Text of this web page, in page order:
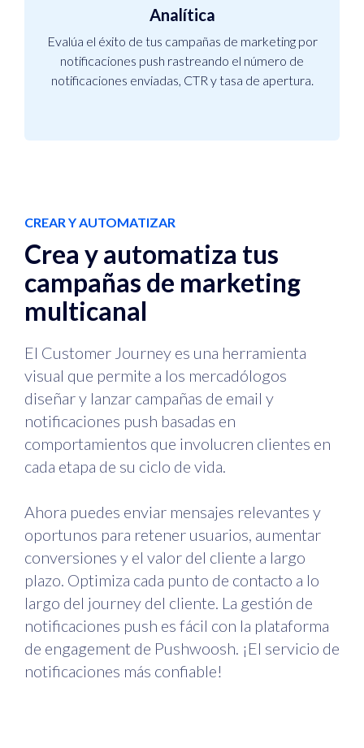
Analítica
Evalúa el éxito de tus campañas de marketing por
notificaciones push rastreando el número de
notificaciones enviadas, CTR y tasa de apertura.
CREAR Y AUTOMATIZAR
Crea y automatiza tus
campañas de marketing
multicanal
El Customer Journey es una herramienta
visual que permite a los mercadólogos
diseñar y lanzar campañas de email y
notificaciones push basadas en
comportamientos que involucren clientes en
cada etapa de su ciclo de vida.
Ahora puedes enviar mensajes relevantes y
oportunos para retener usuarios, aumentar
conversiones y el valor del cliente a largo
plazo. Optimiza cada punto de contacto a lo
largo del journey del cliente. La gestión de
notificaciones push es fácil con la plataforma
de engagement de Pushwoosh. ¡El servicio de
notificaciones más confiable!